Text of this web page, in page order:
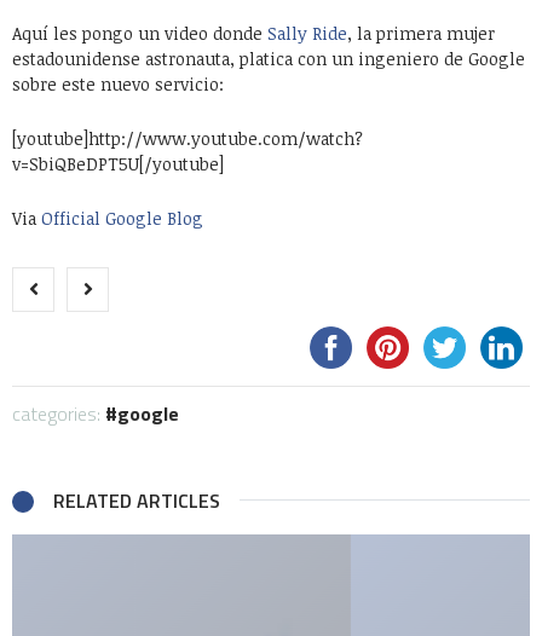
Aquí les pongo un video donde Sally Ride, la primera mujer
estadounidense astronauta, platica con un ingeniero de Google
sobre este nuevo servicio:
[youtube]http://www.youtube.com/watch?
v=SbiQBeDPT5U[/youtube]
Via Official Google Blog
categories: google
RELATED ARTICLES